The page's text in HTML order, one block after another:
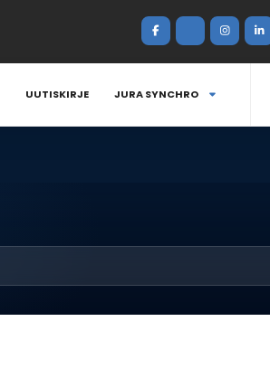
UUTISKIRJE JURA SYNCHRO